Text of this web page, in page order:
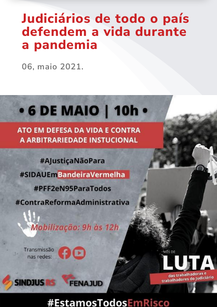
Judiciários de todo o país
defendem a vida durante
a pandemia
06, maio 2021.